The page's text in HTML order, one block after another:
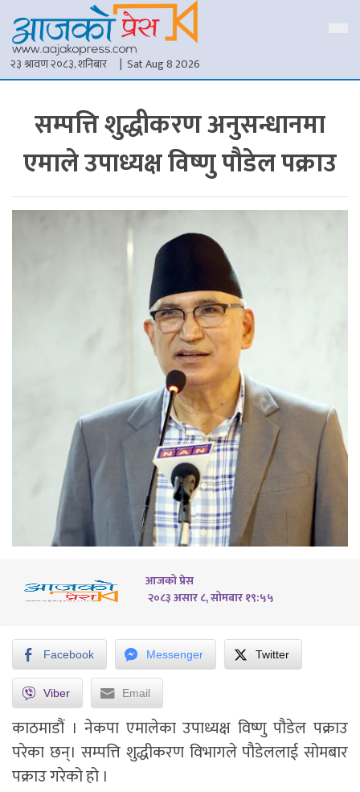
२३ श्रावण २०८३, शनिबार | Sat Aug 8 2026
सम्पत्ति शुद्धीकरण अनुसन्धानमा
एमाले उपाध्यक्ष विष्णु पौडेल पक्राउ
आजको प्रेस
२०८३ असार ८, सोमबार १९:५५
Facebook Messenger Twitter
Viber Email
काठमाडौं । नेकपा एमालेका उपाध्यक्ष विष्णु पौडेल पक्राउ
परेका छन्। सम्पत्ति शुद्धीकरण विभागले पौडेललाई सोमबार
पक्राउ गरेको हो ।